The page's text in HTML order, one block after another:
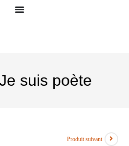
suis poète
Produit suivant